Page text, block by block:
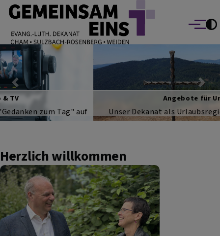
Direkt zum Inhalt
EVANG.-LUTH. DEKANAT GEMEINSAM EINS
Cham Sulzbach-Rosenberg Weiden
Menü
Unser Dekanat als Urlaubsregion mit verschiedenen
Previous Next
Herzlich willkommen